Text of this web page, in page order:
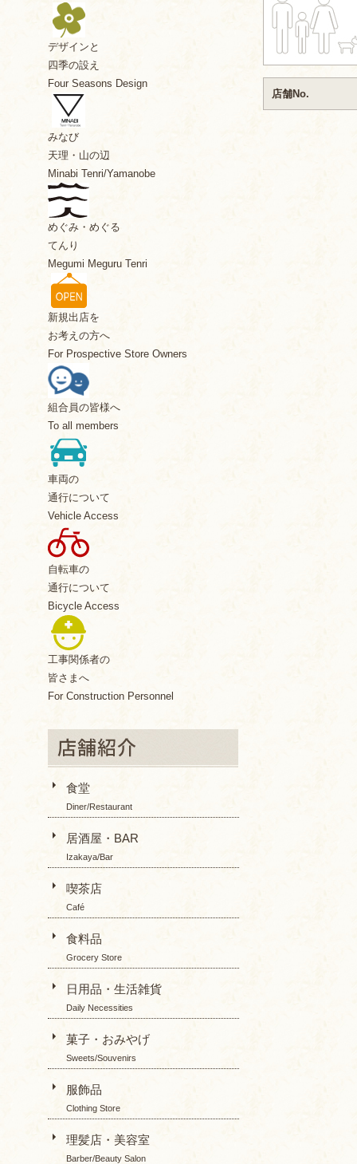
店舗No.
デザインと
四季の設え
Four Seasons Design
みなび
天理・山の辺
Minabi Tenri/Yamanobe
めぐみ・めぐる
てんり
Megumi Meguru Tenri
新規出店を
お考えの方へ
For Prospective Store Owners
組合員の皆様へ
To all members
車両の
通行について
Vehicle Access
自転車の
通行について
Bicycle Access
工事関係者の
皆さまへ
For Construction Personnel
食堂
Diner/Restaurant
居酒屋・BAR
Izakaya/Bar
喫茶店
Café
食料品
Grocery Store
日用品・生活雑貨
Daily Necessities
菓子・おみやげ
Sweets/Souvenirs
服飾品
Clothing Store
理髪店・美容室
Barber/Beauty Salon